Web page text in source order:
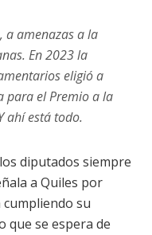
a amenazas a la
En 2023 la
eligió a
para el Premio a la
ahí está todo.
diputados siempre
a Quiles por
su
que se espera de